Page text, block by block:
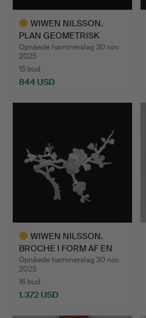
WIWEN NILSSON.
PLAN GEOMETRISK
BROCHE.
Opnåede hammerslag 30 nov
2025
15 bud
844 USD
WIWEN NILSSON.
BROCHE I FORM AF EN
KIRSEBÆ…
Opnåede hammerslag 30 nov
2025
16 bud
1.372 USD